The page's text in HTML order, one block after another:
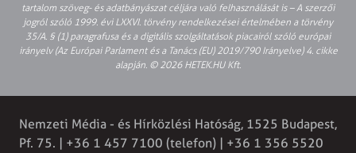
tartalom szöveg- és adatbányászat céljára való felhasználását is – A szerzői
jogról szóló 1999. évi LXXVI. törvény rendelkezései értelmében a törvény
35/A. § (1) paragrafusa és a digitális szolgáltatások piacairól szóló európai
irányelv (Az Európai Parlament és a Tanács (EU) 2019/790 Irányelve) 4. cikke
alapján. © 2026 HETEK.HU Kft.
Nemzeti Média - és Hírközlési Hatóság, 1525 Budapest,
Pf. 75. | +36 1 457 7100 (telefon) | +36 1 356 5520